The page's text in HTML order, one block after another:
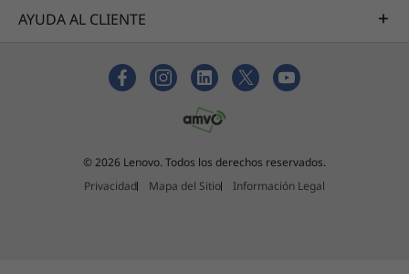
AYUDA AL CLIENTE
© 2026 Lenovo. Todos los derechos reservados.
Privacidad
Mapa del Sitio Información Legal